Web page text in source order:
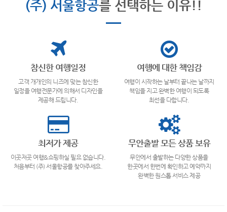
(주) 서울항공를 선택하는 이유!!
참신한 여행일정
고객 개개인의 니즈에 맞는 참신한
일정을 여행전문가에 의해서 디자인을
제공해 드립니다.
여행에 대한 책임감
여행이 시작하는 날부터 끝나는 날까지
책임을 지고 완벽한 여행이 되도록
최선을 다합니다.
최저가 제공
이곳저곳 여행&쇼핑하실 필요 없습니다.
처음부터 (주) 서울항공를 찾아주세요.
무안출발 모든 상품 보유
무안에서 출발하는 다양한 상품을
한곳에서 한번에 확인하고 예약까지
완벽한 원스톱 서비스 제공